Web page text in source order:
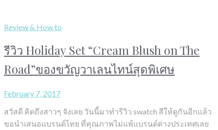
Review & How to
รีวิว Holiday Set “Cream Blush on The
Road”ของขวัญวาเลนไทน์สุดพิเศษ
February 7, 2017
สวัสดี คิดถึงสาวๆ จังเลย วันนี้มาทำรีวิว swatch สีให้ดูกันอีกแล้ว
ขอนำเสนอแบรนด์ไทย ที่คุณภาพไม่แพ้แบรนด์ต่างประเทศเลย